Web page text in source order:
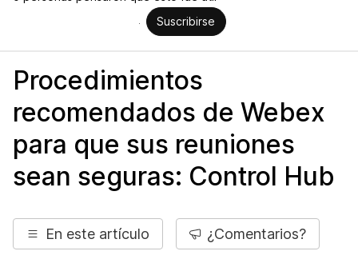
Suscribirse
Procedimientos
recomendados de Webex
para que sus reuniones
sean seguras: Control Hub
En este artículo ¿Comentarios?